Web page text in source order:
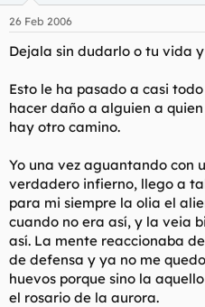
26 Feb 2006
Dejala sin dudarlo o tu vida
Esto le ha pasado a casi
hacer daño a alguien a
hay otro camino.
Yo una vez aguantando con
verdadero infierno, llego a
para mi siempre la olia el
cuando no era así, y la veia
así. La mente reaccionaba
de defensa y ya no me
huevos porque sino la
el rosario de la aurora.